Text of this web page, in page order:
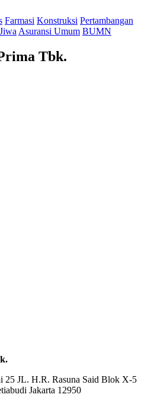
Farmasi Konstruksi Pertambangan
Asuransi Umum BUMN
Tbk.
25 JL. H.R. Rasuna Said Blok X-5
Jakarta 12950